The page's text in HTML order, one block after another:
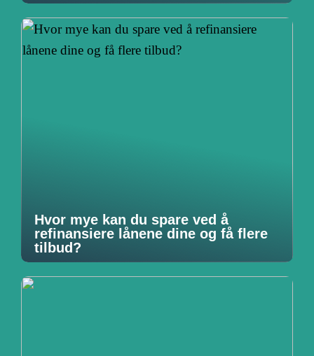
Hvor mye kan du spare ved å
refinansiere lånene dine og få flere
tilbud?